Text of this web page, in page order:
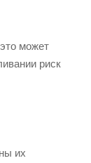
может
риск
их